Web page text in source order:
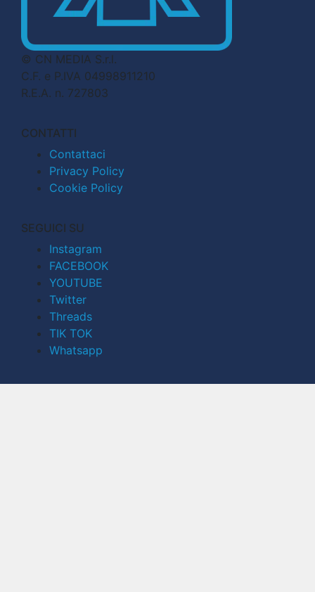
© CN MEDIA S.r.l.
C.F. e P.IVA 04998911210
R.E.A. n. 727803
CONTATTI
Contattaci
Privacy Policy
Cookie Policy
SEGUICI SU
Instagram
FACEBOOK
YOUTUBE
Twitter
Threads
TIK TOK
Whatsapp